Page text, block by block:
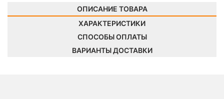
ОПИСАНИЕ ТОВАРА
ХАРАКТЕРИСТИКИ
СПОСОБЫ ОПЛАТЫ
ВАРИАНТЫ ДОСТАВКИ